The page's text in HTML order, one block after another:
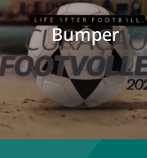
Bumper